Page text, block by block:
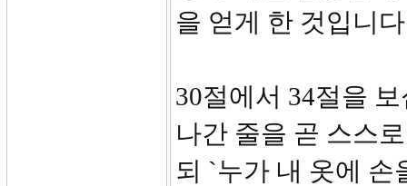
을 얻게 한 것입니
30절에서 34절을
나간 줄을 곧 스스
되 `누가 내 옷에 손